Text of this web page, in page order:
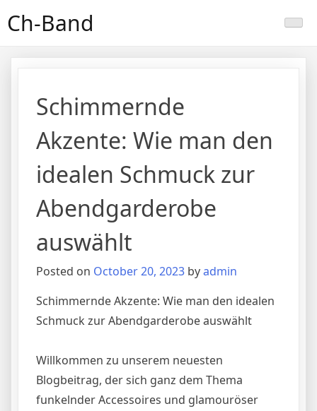
toCh-Band
Schimmernde
Akzente: Wie man den
idealen Schmuck zur
Abendgarderobe
auswählt
Posted on October 20, 2023 byadmin
Schimmernde Akzente: Wie man den idealen
Schmuck zur Abendgarderobe auswählt
Willkommen zu unserem neuesten
Blogbeitrag, der sich ganz dem Thema
funkelnder Accessoires und glamouröser